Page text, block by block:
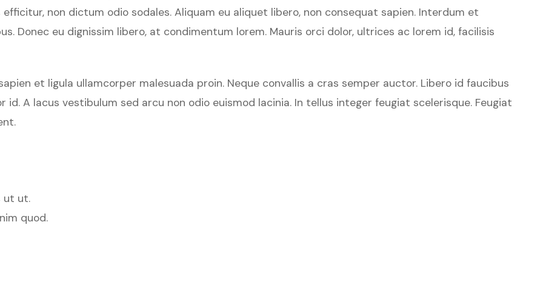
non dictum odio sodales. Aliquam eu aliquet libero, non consequat sapien. Interdum et
Donec eu dignissim libero, at condimentum lorem. Mauris orci dolor, ultrices ac lorem id, facilisis
et ligula ullamcorper malesuada proin. Neque convallis a cras semper auctor. Libero id faucibus
A lacus vestibulum sed arcu non odio euismod lacinia. In tellus integer feugiat scelerisque. Feugiat
ut ut.
quod.